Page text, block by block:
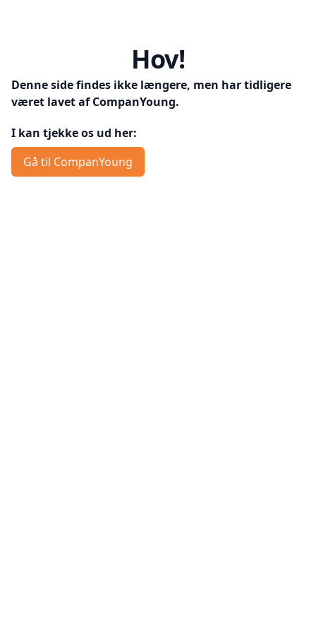
Hov!
Denne side findes ikke længere, men har tidligere
været lavet af CompanYoung.
I kan tjekke os ud her:
Gå til CompanYoung